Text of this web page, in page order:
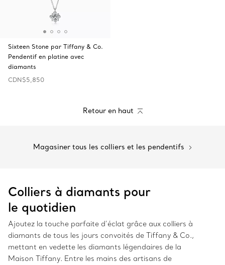
Sixteen Stone par Tiffany & Co.
Pendentif en platine avec
diamants
CDN$5,850
Retour en haut
Magasiner tous les colliers et les pendentifs
Colliers à diamants pour
le quotidien
Ajoutez la touche parfaite d’éclat grâce aux colliers à
diamants de tous les jours convoités de Tiffany & Co.,
mettant en vedette les diamants légendaires de la
Maison Tiffany. Entre les mains des artisans de